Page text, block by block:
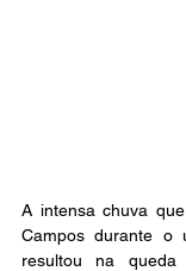
A intensa chuva
Campos durante o
resultou na